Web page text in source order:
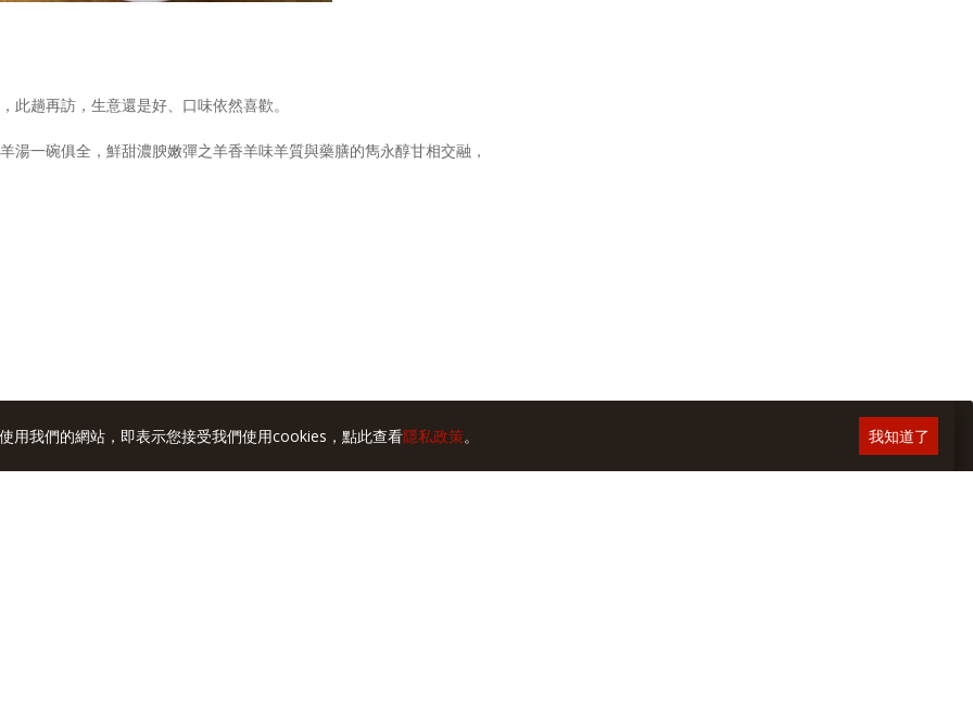
此趟再訪，生意還是好、口味依然喜歡。
湯一碗俱全，鮮甜濃腴嫩彈之羊香羊味羊質與藥膳的雋永醇甘相交融，
用我們的網站，即表示您接受我們使用cookies，點此查看隱私政策。 我知道了